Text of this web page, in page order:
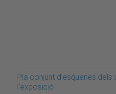
Pla conjunt d'esquenes dels
l'exposició